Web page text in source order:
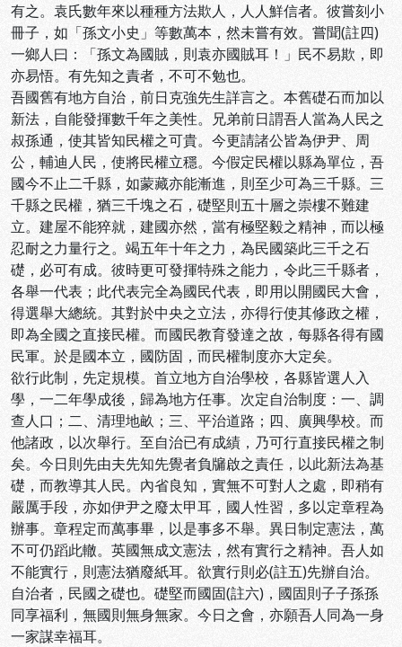
有之。袁氏數年來以種種方法欺人，人人鮮信者。彼嘗刻小
冊子，如「孫文小史」等數萬本，然未嘗有效。嘗聞(註四)
一鄉人曰：「孫文為國賊，則袁亦國賊耳！」民不易欺，即
亦易悟。有先知之責者，不可不勉也。
吾國舊有地方自治，前日克強先生詳言之。本舊礎石而加以
新法，自能發揮數千年之美性。兄弟前日謂吾人當為人民之
叔孫通，使其皆知民權之可貴。今更請諸公皆為伊尹、周
公，輔迪人民，使將民權立穩。今假定民權以縣為單位，吾
國今不止二千縣，如蒙藏亦能漸進，則至少可為三千縣。三
千縣之民權，猶三千塊之石，礎堅則五十層之崇樓不難建
立。建屋不能猝就，建國亦然，當有極堅毅之精神，而以極
忍耐之力量行之。竭五年十年之力，為民國築此三千之石
礎，必可有成。彼時更可發揮特殊之能力，令此三千縣者，
各舉一代表；此代表完全為國民代表，即用以開國民大會，
得選舉大總統。其對於中央之立法，亦得行使其修政之權，
即為全國之直接民權。而國民教育發達之故，每縣各得有國
民軍。於是國本立，國防固，而民權制度亦大定矣。
欲行此制，先定規模。首立地方自治學校，各縣皆選人入
學，一二年學成後，歸為地方任事。次定自治制度：一、調
查人口；二、清理地畝；三、平治道路；四、廣興學校。而
他諸政，以次舉行。至自治已有成績，乃可行直接民權之制
矣。今日則先由夫先知先覺者負牖啟之責任，以此新法為基
礎，而教導其人民。內省良知，實無不可對人之處，即稍有
嚴厲手段，亦如伊尹之廢太甲耳，國人性習，多以定章程為
辦事。章程定而萬事畢，以是事多不舉。異日制定憲法，萬
不可仍蹈此轍。英國無成文憲法，然有實行之精神。吾人如
不能實行，則憲法猶廢紙耳。欲實行則必(註五)先辦自治。
自治者，民國之礎也。礎堅而國固(註六)，國固則子子孫孫
同享福利，無國則無身無家。今日之會，亦願吾人同為一身
一家謀幸福耳。